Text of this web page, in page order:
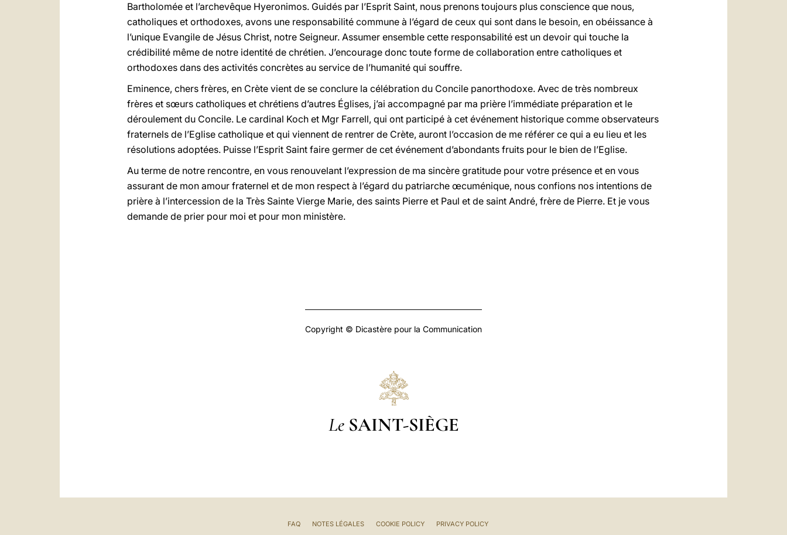
Bartholomée et l’archevêque Hyeronimos. Guidés par l’Esprit Saint, nous prenons toujours plus conscience que nous,
catholiques et orthodoxes, avons une responsabilité commune à l’égard de ceux qui sont dans le besoin, en obéissance à
l’unique Evangile de Jésus Christ, notre Seigneur. Assumer ensemble cette responsabilité est un devoir qui touche la
crédibilité même de notre identité de chrétien. J’encourage donc toute forme de collaboration entre catholiques et
orthodoxes dans des activités concrètes au service de l’humanité qui souffre.
Eminence, chers frères, en Crète vient de se conclure la célébration du Concile panorthodoxe. Avec de très nombreux
frères et sœurs catholiques et chrétiens d’autres Églises, j’ai accompagné par ma prière l’immédiate préparation et le
déroulement du Concile. Le cardinal Koch et Mgr Farrell, qui ont participé à cet événement historique comme observateurs
fraternels de l’Eglise catholique et qui viennent de rentrer de Crète, auront l’occasion de me référer ce qui a eu lieu et les
résolutions adoptées. Puisse l’Esprit Saint faire germer de cet événement d’abondants fruits pour le bien de l’Eglise.
Au terme de notre rencontre, en vous renouvelant l’expression de ma sincère gratitude pour votre présence et en vous
assurant de mon amour fraternel et de mon respect à l’égard du patriarche œcuménique, nous confions nos intentions de
prière à l’intercession de la Très Sainte Vierge Marie, des saints Pierre et Paul et de saint André, frère de Pierre. Et je vous
demande de prier pour moi et pour mon ministère.
Copyright © Dicastère pour la Communication
Le SAINT-SIÈGE
FAQ NOTES LÉGALES COOKIE POLICY PRIVACY POLICY